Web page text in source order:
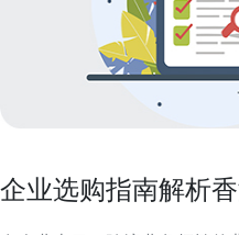
企业选购指南解析